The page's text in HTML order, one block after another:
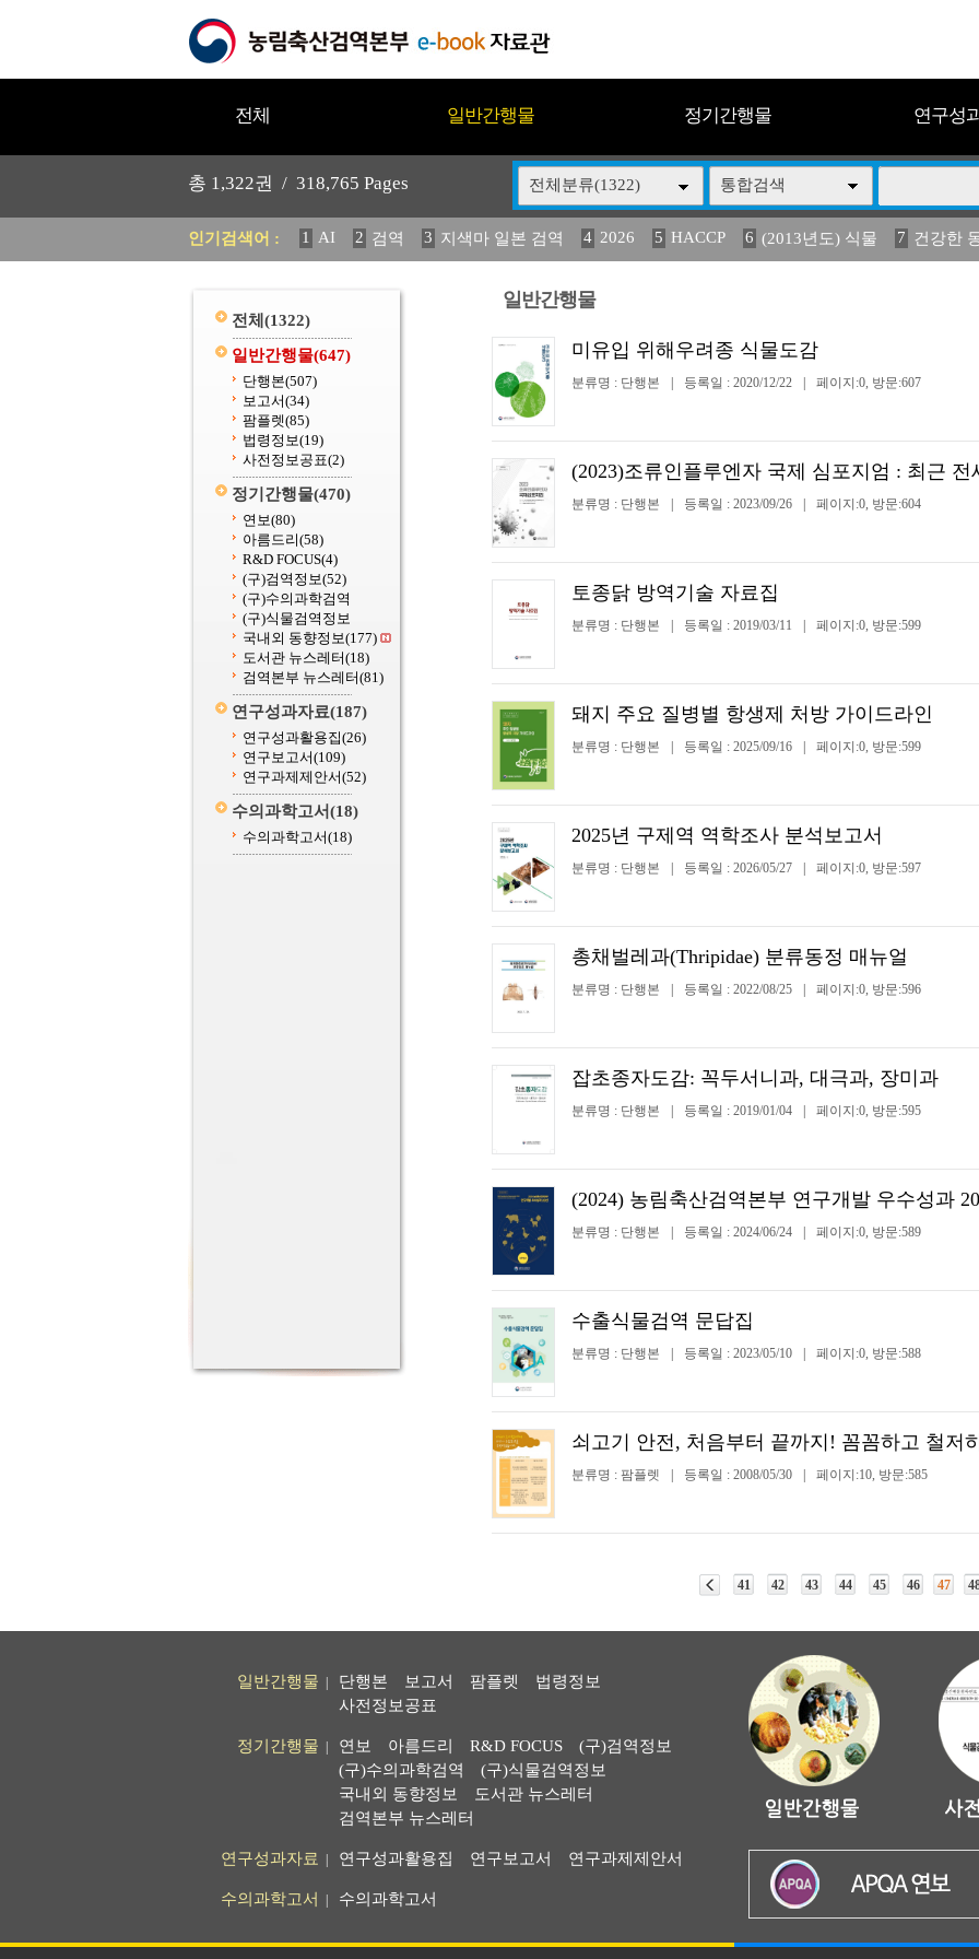
전체 일반간행물 정기간행물 연구성
총 1,322권 / 318,765 Pages 전체분류(1322) 통합검색
인기검색어 : 1 AI 2 검역 3 지색마 일본 검역 4 2026 5 HACCP 6 (2013년도) 식물 7 건강한
11 2025 12 중독성 식물 도감 13 (2013년도) 식 14 구제역 15 媛 異 16 관리 17
전체 (1322)
일반간행물(647)
단행본(507)
보고서(34)
팜플렛(85)
법령정보(19)
사전정보공표(2)
정기간행물(470)
연보(80)
아름드리(58)
R&D FOCUS(4)
(구)검역정보(52)
(구)수의과학검역
(구)식물검역정보
국내외 동향정보(177)
도서관 뉴스레터(18)
검역본부 뉴스레터(81)
연구성과자료(187)
연구성과활용집(26)
연구보고서(109)
연구과제제안서(52)
수의과학고서(18)
수의과학고서(18)
일반간행물
미유입 위해우려종 식물도감
분류명 : 단행본 등록일 : 2020/12/22 페이지:0, 방문:607
(2023)조류인플루엔자 국제 심포지엄 : 최근 전
분류명 : 단행본 등록일 : 2023/09/26 페이지:0, 방문:604
토종닭 방역기술 자료집
분류명 : 단행본 등록일 : 2019/03/11 페이지:0, 방문:599
돼지 주요 질병별 항생제 처방 가이드라인
분류명 : 단행본 등록일 : 2025/09/16 페이지:0, 방문:599
2025년 구제역 역학조사 분석보고서
분류명 : 단행본 등록일 : 2026/05/27 페이지:0, 방문:597
총채벌레과(Thripidae) 분류동정 매뉴얼
분류명 : 단행본 등록일 : 2022/08/25 페이지:0, 방문:596
잡초종자도감: 꼭두서니과, 대극과, 장미과
분류명 : 단행본 등록일 : 2019/01/04 페이지:0, 방문:595
(2024) 농림축산검역본부 연구개발 우수성과
분류명 : 단행본 등록일 : 2024/06/24 페이지:0, 방문:589
수출식물검역 문답집
분류명 : 단행본 등록일 : 2023/05/10 페이지:0, 방문:588
쇠고기 안전, 처음부터 끝까지! 꼼꼼하고 철저
분류명 : 팜플렛 등록일 : 2008/05/30 페이지:10, 방문:585
41 42 43 44 45 46 47
일반간행물 단행본 보고서 팜플렛
법령정보
사전정보공표
정기간행물 연보 아름드리 R&D FOCUS
(구)검역정보
(구)수의과학검역
(구)식물검역정보
국내외 동향정보
도서관 뉴스레터
검역본부 뉴스레터
연구성과자료 연구성과활용집 연구보고서 연구과제제안서
수의과학고서 수의과학고서